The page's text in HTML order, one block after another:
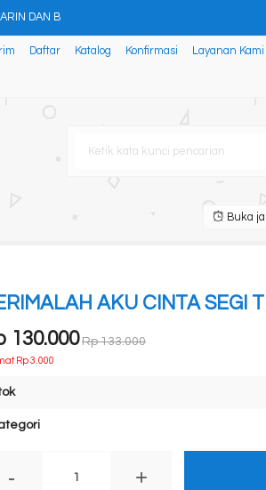
DAN B
Daftar Katalog Konfirmasi Layanan Kami
Buka
AKU CINTA SEGI
130.000 Rp 133.000
Rp 3.000
- +